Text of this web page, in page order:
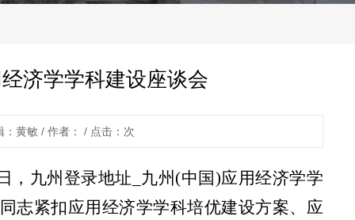
济学学科建设座谈会
黄敏 / 作者： / 点击： 次
，九州登录地址_九州(中国)应用经济学学
志紧扣应用经济学学科培优建设方案、应